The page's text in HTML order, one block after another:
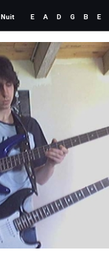
Nuit E A D G B E